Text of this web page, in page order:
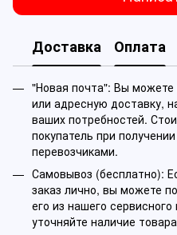
Доставка Оплата
"Новая почта": Вы можете
или адресную доставку,
ваших потребностей.
покупатель при
перевозчиками.
Самовывоз (бесплатно):
заказ лично, вы можете
его из нашего
уточняйте наличие